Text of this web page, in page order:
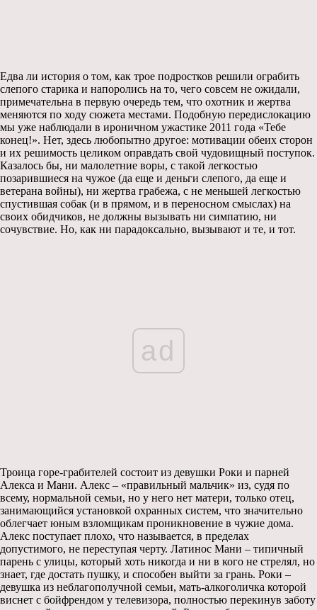
Едва ли история о том, как трое подростков решили ограбить
слепого старика и напоролись на то, чего совсем не ожидали,
примечательна в первую очередь тем, что охотник и жертва
меняются по ходу сюжета местами. Подобную передислокацию
мы уже наблюдали в ироничном ужастике 2011 года «Тебе
конец!». Нет, здесь любопытно другое: мотивации обеих сторон
и их решимость целиком оправдать свой чудовищный поступок.
Казалось бы, ни малолетние воры, с такой легкостью
позарившиеся на чужое (да еще и деньги слепого, да еще и
ветерана войны), ни жертва грабежа, с не меньшей легкостью
спустившая собак (и в прямом, и в переносном смыслах) на
своих обидчиков, не должны вызывать ни симпатию, ни
сочувствие. Но, как ни парадоксально, вызывают и те, и тот.
ad
Троица горе-грабителей состоит из девушки Роки и парней
Алекса и Мани. Алекс – «правильный мальчик» из, судя по
всему, нормальной семьи, но у него нет матери, только отец,
занимающийся установкой охранных систем, что значительно
облегчает юным взломщикам проникновение в чужие дома.
Алекс поступает плохо, что называется, в пределах
допустимого, не переступая черту. Латинос Мани – типичный
парень с улицы, который хоть никогда и ни в кого не стрелял, но
знает, где достать пушку, и способен выйти за грань. Роки –
девушка из неблагополучной семьи, мать-алкоголичка которой
виснет с бойфрендом у телевизора, полностью перекинув заботу